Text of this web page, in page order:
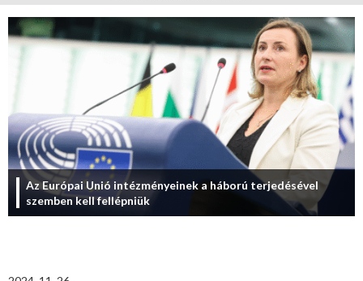
Az Európai Unió intézményeinek a háború terjedésével
szemben kell fellépniük